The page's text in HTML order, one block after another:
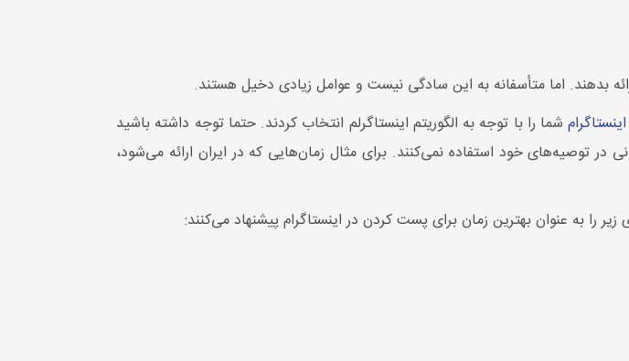
بدهند. اما متأسفانه به این سادگی نیست و عوامل زیادی دخیل هستند.
شما را با توجه به الگوریتم اینستاگرلم انتخاب کردند. حتما توجه داشته باشید
توصیه‌های خود استفاده نمی‌کنند. برای مثال زمان‌هایی که در ایران ارائه می‌شود،
را به عنوان بهترین زمان برای پست کردن در اینستاگرام پیشنهاد می‌کنند: